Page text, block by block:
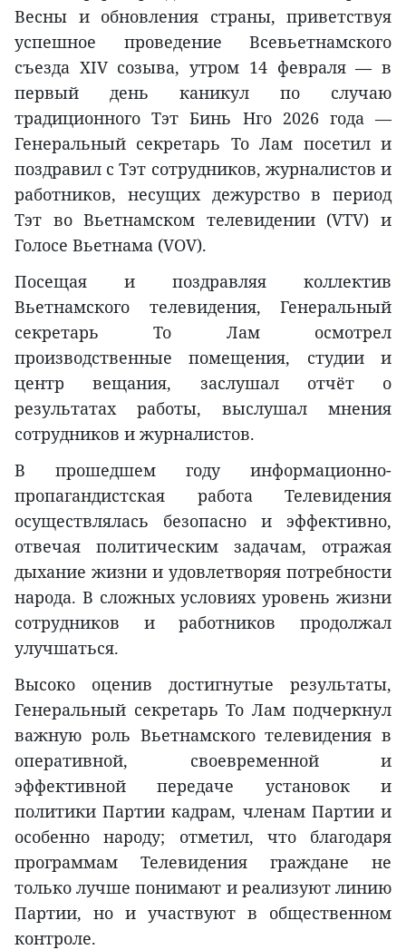
Весны и обновления страны, приветствуя
успешное проведение Всевьетнамского
съезда XIV созыва, утром 14 февраля — в
первый день каникул по случаю
традиционного Тэт Бинь Нго 2026 года —
Генеральный секретарь То Лам посетил и
поздравил с Тэт сотрудников, журналистов и
работников, несущих дежурство в период
Тэт во Вьетнамском телевидении (VTV) и
Голосе Вьетнама (VOV).
Посещая и поздравляя коллектив
Вьетнамского телевидения, Генеральный
секретарь То Лам осмотрел
производственные помещения, студии и
центр вещания, заслушал отчёт о
результатах работы, выслушал мнения
сотрудников и журналистов.
В прошедшем году информационно-
пропагандистская работа Телевидения
осуществлялась безопасно и эффективно,
отвечая политическим задачам, отражая
дыхание жизни и удовлетворяя потребности
народа. В сложных условиях уровень жизни
сотрудников и работников продолжал
улучшаться.
Высоко оценив достигнутые результаты,
Генеральный секретарь То Лам подчеркнул
важную роль Вьетнамского телевидения в
оперативной, своевременной и
эффективной передаче установок и
политики Партии кадрам, членам Партии и
особенно народу; отметил, что благодаря
программам Телевидения граждане не
только лучше понимают и реализуют линию
Партии, но и участвуют в общественном
контроле.